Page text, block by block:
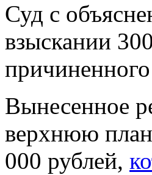
Суд с
взыскании
Вынесенное
верхнюю
000 рублей,